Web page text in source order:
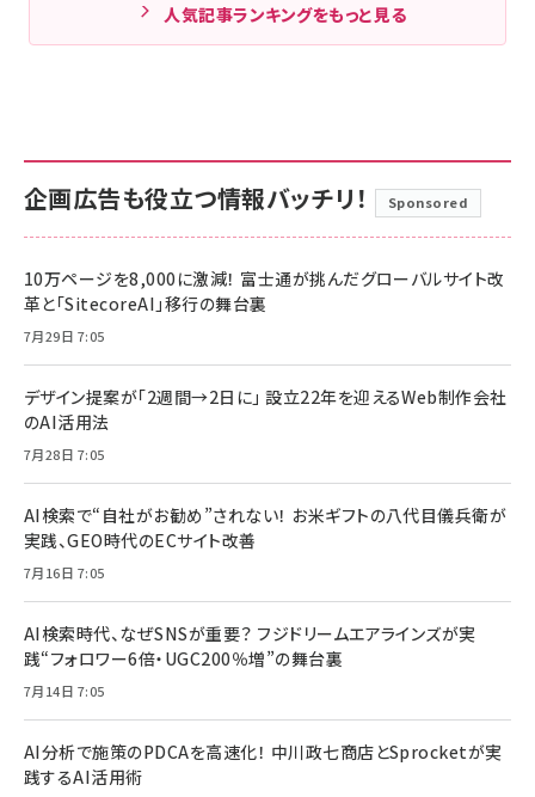
人気記事ランキングをもっと見る
企画広告も役立つ情報バッチリ！ Sponsored
10万ページを8,000に激減！ 富士通が挑んだグローバルサイト改
革と「SitecoreAI」移行の舞台裏
7月29日 7:05
デザイン提案が「2週間→2日に」 設立22年を迎えるWeb制作会社
のAI活用法
7月28日 7:05
AI検索で“自社がお勧め”されない！ お米ギフトの八代目儀兵衛が
実践、GEO時代のECサイト改善
7月16日 7:05
AI検索時代、なぜSNSが重要？ フジドリームエアラインズが実
践“フォロワー6倍・UGC200％増”の舞台裏
7月14日 7:05
AI分析で施策のPDCAを高速化！ 中川政七商店とSprocketが実
践するAI活用術